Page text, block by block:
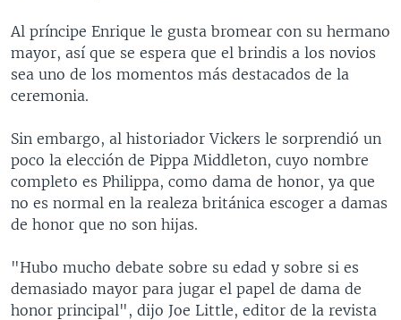
Al príncipe Enrique le gusta bromear con su hermano
mayor, así que se espera que el brindis a los novios
sea uno de los momentos más destacados de la
ceremonia.
Sin embargo, al historiador Vickers le sorprendió un
poco la elección de Pippa Middleton, cuyo nombre
completo es Philippa, como dama de honor, ya que
no es normal en la realeza británica escoger a damas
de honor que no son hijas.
"Hubo mucho debate sobre su edad y sobre si es
demasiado mayor para jugar el papel de dama de
honor principal", dijo Joe Little, editor de la revista